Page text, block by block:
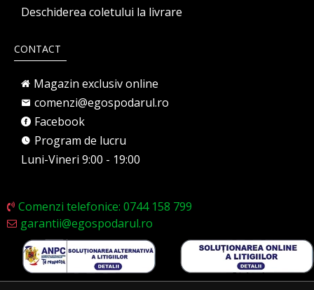
Deschiderea coletului la livrare
CONTACT
Magazin exclusiv online
comenzi@egospodarul.ro
Facebook
Program de lucru
Luni-Vineri 9:00 - 19:00
Comenzi telefonice: 0744 158 799
garantii@egospodarul.ro